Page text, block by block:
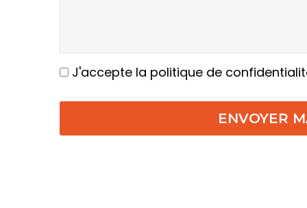
J'accepte la politique de